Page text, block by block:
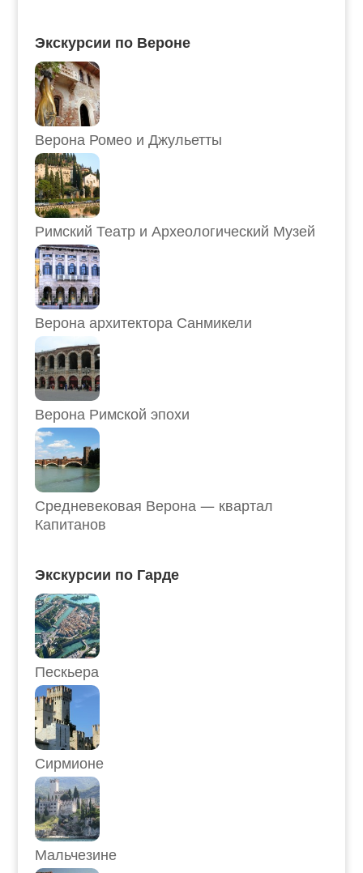
Экскурсии по Вероне
Верона Ромео и Джульетты
Римский Театр и Археологический Музей
Верона архитектора Санмикели
Верона Римской эпохи
Средневековая Верона — квартал
Капитанов
Экскурсии по Гарде
Пескьера
Сирмионе
Мальчезине